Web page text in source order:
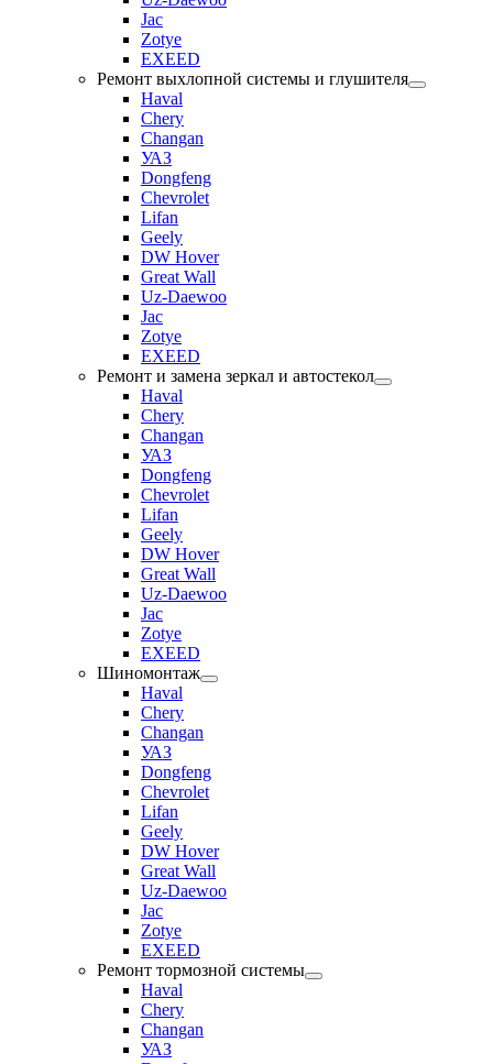
Jac
Zotye
EXEED
Ремонт выхлопной системы и глушителя
Haval
Chery
Changan
УАЗ
Dongfeng
Chevrolet
Lifan
Geely
DW Hover
Great Wall
Uz-Daewoo
Jac
Zotye
EXEED
Ремонт и замена зеркал и автостекол
Haval
Chery
Changan
УАЗ
Dongfeng
Chevrolet
Lifan
Geely
DW Hover
Great Wall
Uz-Daewoo
Jac
Zotye
EXEED
Шиномонтаж
Haval
Chery
Changan
УАЗ
Dongfeng
Chevrolet
Lifan
Geely
DW Hover
Great Wall
Uz-Daewoo
Jac
Zotye
EXEED
Ремонт тормозной системы
Haval
Chery
Changan
УАЗ